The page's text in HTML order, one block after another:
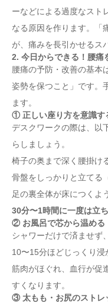
ーなどによる過度なスト
なる原因を作ります。「
が、痛みを長引かせるス
2. 今日からできる！腰痛
腰痛の予防・改善の基本
姿勢を保つこと」です。
ます。
① 正しい座り方を意識す
デスクワークの際は、以
らしましょう。
椅子の奥まで深く腰掛け
骨盤をしっかりと立てる
足の裏全体が床につくよ
30分〜1時間に一度は立
② お風呂で芯から温める
シャワーだけで済ませ
10〜15分ほどじっくり
筋肉がほぐれ、血行が促
すくなります。
③ 太もも・お尻のストレ